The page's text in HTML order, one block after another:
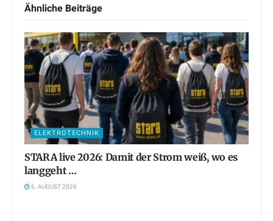
Ähnliche Beiträge
ELEKTROTECHNIK
STARA live 2026: Damit der Strom weiß, wo es
langgeht …
6. AUGUST 2026